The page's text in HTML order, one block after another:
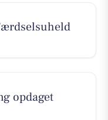
opdaget